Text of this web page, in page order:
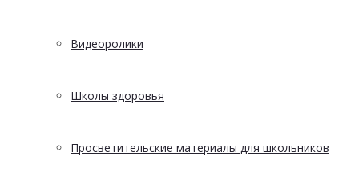
Видеоролики
Школы здоровья
Просветительские материалы для школьников